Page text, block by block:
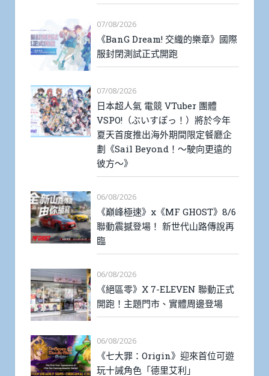
07/08/2026
《BanG Dream! 交織的樂章》國際
服封閉測試正式開跑
07/08/2026
日本超人氣 電競 VTuber 團體
VSPO!（ぶいすぽっ！）將於今年
夏天首度推出海外期間限定餐廳企
劃《Sail Beyond！～駛向更遠的
彼方～》
06/08/2026
《巔峰極速》x《MF GHOST》8/6
聯動震撼登場！ 新世代山路傳說再
臨
06/08/2026
《絕區零》X 7-ELEVEN 聯動正式
開跑！主題門市、實體周邊登場
06/08/2026
《七大罪：Origin》迎來首位可遊
玩十誡角色「德里艾利」